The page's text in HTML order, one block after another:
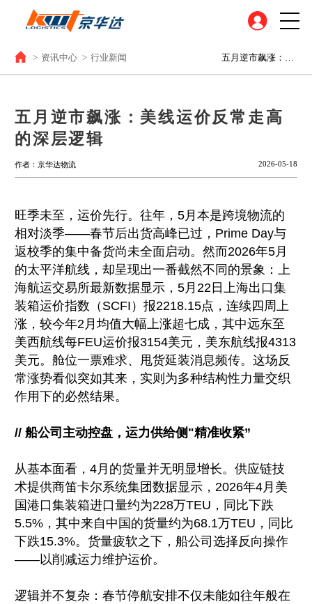
> 资讯中心 > 行业新闻
五月逆市飙涨：美线运价反常走高
的深层逻辑
作者：京华达物流 2026-05-18
旺季未至，运价先行。往年，5月本是跨境物流的
相对淡季——春节后出货高峰已过，Prime Day与
返校季的集中备货尚未全面启动。然而2026年5月
的太平洋航线，却呈现出一番截然不同的景象：上
海航运交易所最新数据显示，5月22日上海出口集
装箱运价指数（SCFI）报2218.15点，连续四周上
涨，较今年2月均值大幅上涨超七成，其中远东至
美西航线每FEU运价报3154美元，美东航线报4313
美元。舱位一票难求、甩货延装消息频传。这场反
常涨势看似突如其来，实则为多种结构性力量交织
作用下的必然结果。
// 船公司主动控盘，运力供给侧"精准收紧”
从基本面看，4月的货量并无明显增长。供应链技
术提供商笛卡尔系统集团数据显示，2026年4月美
国港口集装箱进口量约为228万TEU，同比下跌
5.5%，其中来自中国的货量约为68.1万TEU，同比
下跌15.3%。货量疲软之下，船公司选择反向操作
——以削减运力维护运价。
逻辑并不复杂：春节停航安排不仅未能如往年般在